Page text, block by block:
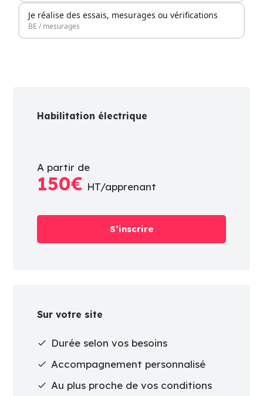
Je réalise des essais, mesurages ou vérifications
BE / mesurages
Habilitation électrique
A partir de
150€ HT/apprenant
S’inscrire
Sur votre site
check Durée selon vos besoins
check Accompagnement personnalisé
check Au plus proche de vos conditions